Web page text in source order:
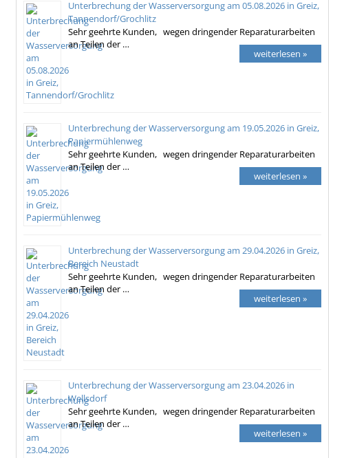
Unterbrechung der Wasserversorgung am 05.08.2026 in Greiz,
Tannendorf/Grochlitz
Sehr geehrte Kunden, wegen dringender Reparaturarbeiten
an Teilen der …
weiterlesen »
Unterbrechung der Wasserversorgung am 19.05.2026 in Greiz,
Papiermühlenweg
Sehr geehrte Kunden, wegen dringender Reparaturarbeiten
an Teilen der …
weiterlesen »
Unterbrechung der Wasserversorgung am 29.04.2026 in Greiz,
Bereich Neustadt
Sehr geehrte Kunden, wegen dringender Reparaturarbeiten
an Teilen der …
weiterlesen »
Unterbrechung der Wasserversorgung am 23.04.2026 in
Wellsdorf
Sehr geehrte Kunden, wegen dringender Reparaturarbeiten
an Teilen der …
weiterlesen »